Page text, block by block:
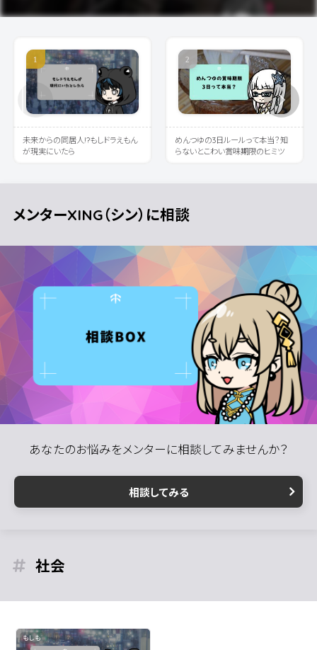
未来からの同居人!?もしドラえもん
が現実にいたら
めんつゆの3日ルールって本当？知
らないとこわい賞味期限のヒミツ
メンターXING（シン）に相談
あなたのお悩みをメンターに相談してみませんか？
相談してみる
社会
もしも